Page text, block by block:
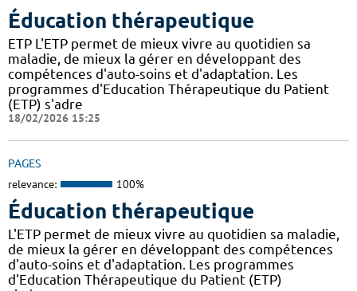
Éducation thérapeutique
ETP L'ETP permet de mieux vivre au quotidien sa
maladie, de mieux la gérer en développant des
compétences d'auto-soins et d'adaptation. Les
programmes d'Education Thérapeutique du Patient
(ETP) s'adre
18/02/2026 15:25
PAGES
relevance: 100%
Éducation thérapeutique
L'ETP permet de mieux vivre au quotidien sa maladie,
de mieux la gérer en développant des compétences
d'auto-soins et d'adaptation. Les programmes
d'Education Thérapeutique du Patient (ETP)